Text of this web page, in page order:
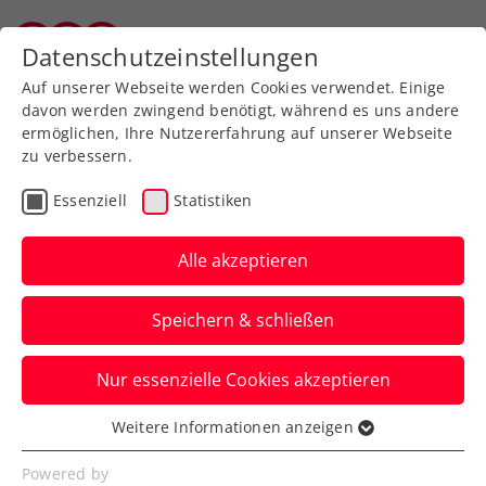
Turniere
ALPSTAR 44.
International Spring
Bowl: Zimmer und Hipfl
kämpfen ums Finale
Vor NÖTV-Präsidentin Petra Schwarz
gewinnen sie ihre Viertelfinals beim ITF-
Jugendturnier in St. Pölten.
Datenschutzeinstellungen
Auf unserer Webseite werden Cookies verwendet. Einige
davon werden zwingend benötigt, während es uns andere
ermöglichen, Ihre Nutzererfahrung auf unserer Webseite
zu verbessern.
Essenziell Statistiken
Alle akzeptieren
Speichern & schließen
Nur essenzielle Cookies akzeptieren
Essenziell
Essenzielle Cookies werden für grundlegende
Weitere Informationen anzeigen
Powered by